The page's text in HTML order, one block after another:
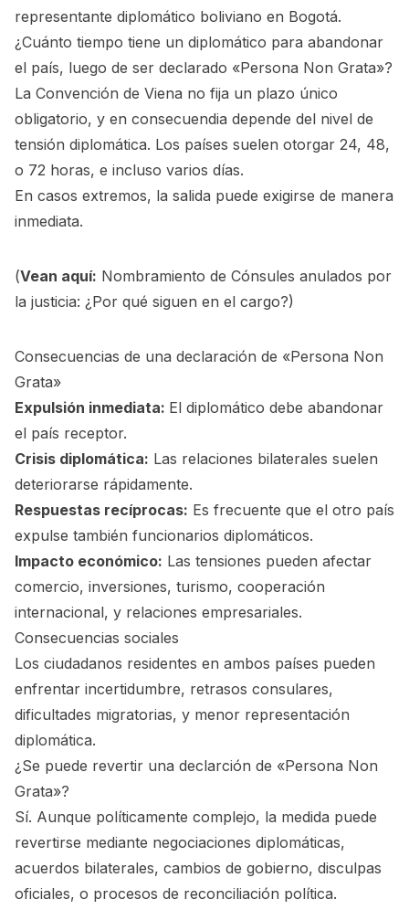
representante diplomático boliviano en Bogotá.
¿Cuánto tiempo tiene un diplomático para abandonar
el país, luego de ser declarado «Persona Non Grata»?
La Convención de Viena no fija un plazo único
obligatorio, y en consecuendia depende del nivel de
tensión diplomática. Los países suelen otorgar 24, 48,
o 72 horas, e incluso varios días.
En casos extremos, la salida puede exigirse de manera
inmediata.
(Vean aquí: Nombramiento de Cónsules anulados por
la justicia: ¿Por qué siguen en el cargo?)
Consecuencias de una declaración de «Persona Non
Grata»
Expulsión inmediata: El diplomático debe abandonar
el país receptor.
Crisis diplomática: Las relaciones bilaterales suelen
deteriorarse rápidamente.
Respuestas recíprocas: Es frecuente que el otro país
expulse también funcionarios diplomáticos.
Impacto económico: Las tensiones pueden afectar
comercio, inversiones, turismo, cooperación
internacional, y relaciones empresariales.
Consecuencias sociales
Los ciudadanos residentes en ambos países pueden
enfrentar incertidumbre, retrasos consulares,
dificultades migratorias, y menor representación
diplomática.
¿Se puede revertir una declarción de «Persona Non
Grata»?
Sí. Aunque políticamente complejo, la medida puede
revertirse mediante negociaciones diplomáticas,
acuerdos bilaterales, cambios de gobierno, disculpas
oficiales, o procesos de reconciliación política.